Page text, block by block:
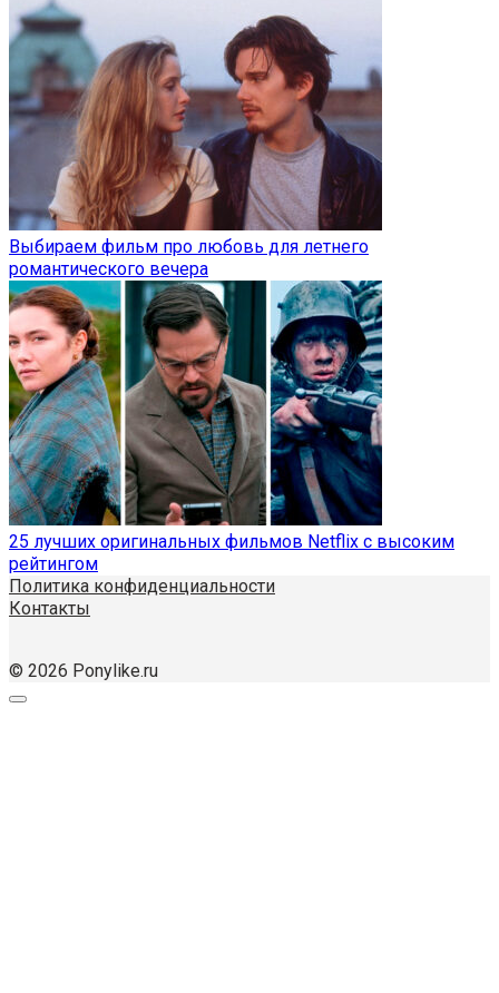
Выбираем фильм про любовь для летнего
романтического вечера
25 лучших оригинальных фильмов Netflix с высоким
рейтингом
Политика конфиденциальности
Контакты
© 2026 Ponylike.ru